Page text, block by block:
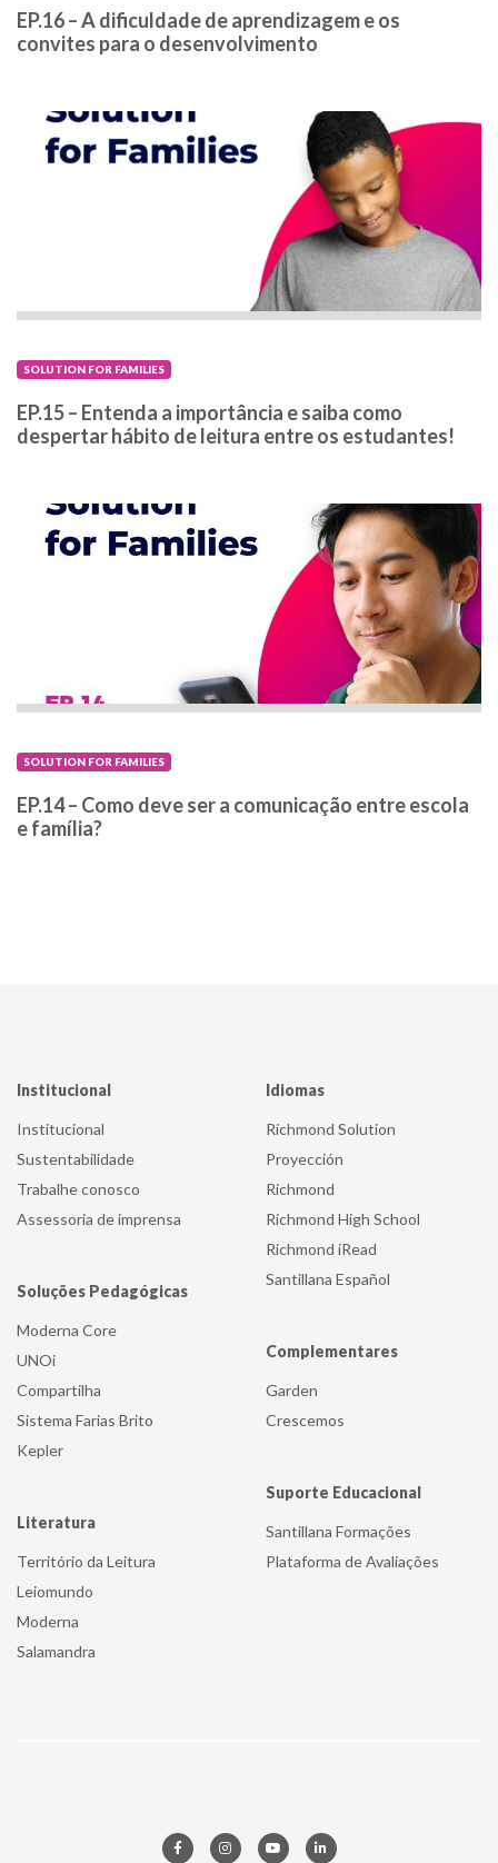
EP.16 – A dificuldade de aprendizagem e os
convites para o desenvolvimento
SOLUTION FOR FAMILIES
EP.15 – Entenda a importância e saiba como
despertar hábito de leitura entre os estudantes!
SOLUTION FOR FAMILIES
EP.14 – Como deve ser a comunicação entre escola
e família?
Institucional
Institucional
Sustentabilidade
Trabalhe conosco
Assessoria de imprensa
Soluções Pedagógicas
Moderna Core
UNOi
Compartilha
Sistema Farias Brito
Kepler
Literatura
Território da Leitura
Leiomundo
Moderna
Salamandra
Idiomas
Richmond Solution
Proyección
Richmond
Richmond High School
Richmond iRead
Santillana Español
Complementares
Garden
Crescemos
Suporte Educacional
Santillana Formações
Plataforma de Avaliações